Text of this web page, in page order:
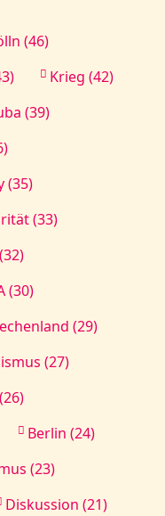
(46)
Krieg (42)
(39)
(35)
(33)
(30)
(29)
(27)
Berlin (24)
(23)
Diskussion (21)